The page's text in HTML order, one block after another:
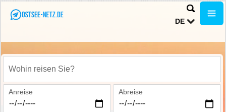
DE
Wohin reisen Sie?
Anreise Abreise